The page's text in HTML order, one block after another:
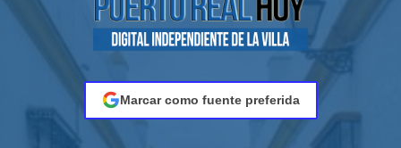
Marcar como fuente preferida